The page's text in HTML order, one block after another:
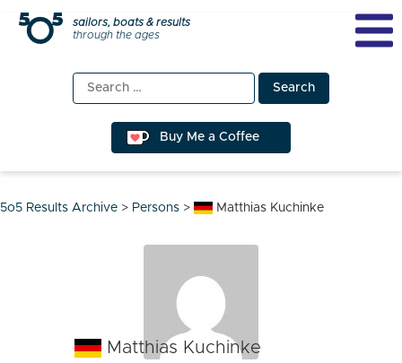
Skip
sailors, boats & results
through the ages
Search
for:
Buy Me a Coffee
5o5 Results Archive > Persons > Matthias Kuchinke
Matthias Kuchinke